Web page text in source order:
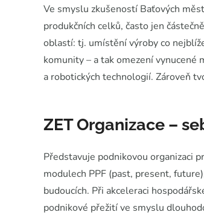
Ve smyslu zkušeností Baťových
produkčních celků, často jen
oblastí: tj. umístění výroby co
komunity – a tak omezení
a robotických technologií. Zároveň
ZET Organizace –
Představuje podnikovou organizaci
modulech PPF (past, present,
budoucích. Při akceleraci
podnikové přežití ve smyslu